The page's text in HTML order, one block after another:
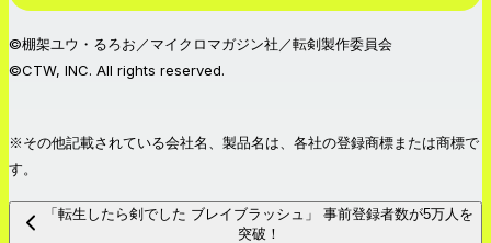
©棚架ユウ・るろお／マイクロマガジン社／転剣製作委員会
©CTW, INC. All rights reserved.
※その他記載されている会社名、製品名は、各社の登録商標または商標で
す。
「転生したら剣でした ブレイブラッシュ」 事前登録者数が5万人を
突破！